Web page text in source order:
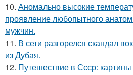
10. Аномально высокие
проявление любопытного
мужчин.
11. В сети разгорелся скандал
из Дубая.
12. Путешествие в Ссср: